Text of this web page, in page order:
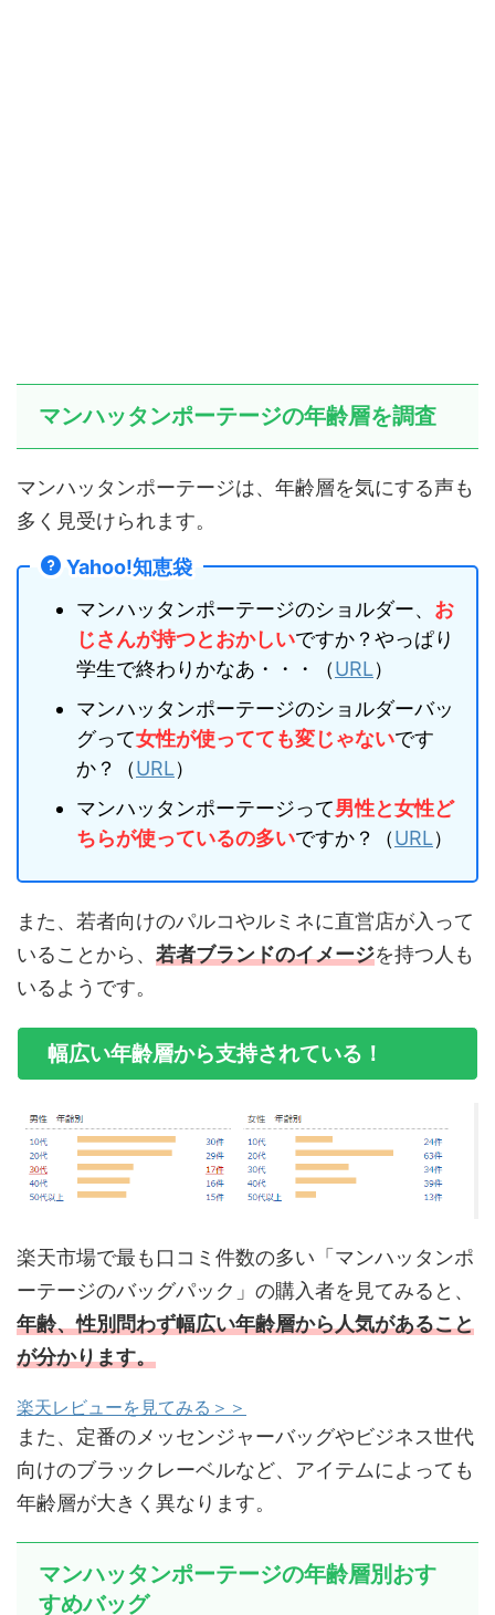
マンハッタンポーテージの年齢層を調査
マンハッタンポーテージは、年齢層を気にする声も
多く見受けられます。
Yahoo!知恵袋
マンハッタンポーテージのショルダー、 お
じさんが持つとおかしいですか？やっぱり
学生で終わりかなあ・・・（URL）
マンハッタンポーテージのショルダーバッ
グって女性が使ってても変じゃないです
か？（URL）
マンハッタンポーテージって男性と女性ど
ちらが使っているの多いですか？（URL）
また、若者向けのパルコやルミネに直営店が入って
いることから、 若者ブランドのイメージを持つ人も
いるようです。
幅広い年齢層から支持されている！
楽天市場で最も口コミ件数の多い「マンハッタンポ
ーテージのバッグパック」の購入者を見てみると、
年齢、性別問わず幅広い年齢層から人気があること
が分かります。
楽天レビューを見てみる＞＞
また、定番のメッセンジャーバッグやビジネス世代
向けのブラックレーベルなど、アイテムによっても
年齢層が大きく異なります。
マンハッタンポーテージの年齢層別おす
すめバッグ